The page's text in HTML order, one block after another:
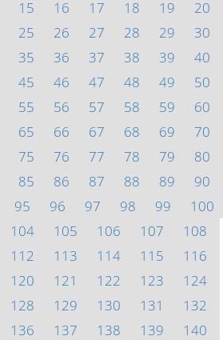
15 16 17 18 19
20
25 26 27 28 29
30
35 36 37 38 39
40
45 46 47 48 49
50
55 56 57 58 59
60
65 66 67 68 69
70
75 76 77 78 79
80
85 86 87 88 89
90
95 96 97 98 99
100
104 105 106 107
108
112 113 114 115
116
120 121 122 123
124
128 129 130 131
132
136 137 138 139
140